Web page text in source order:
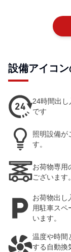
設備アイコン
24時間出
です
照明設備が
す。
お荷物専用
ございます。
お荷物出し
用駐車スペ
います。
温度や時間
する自動換